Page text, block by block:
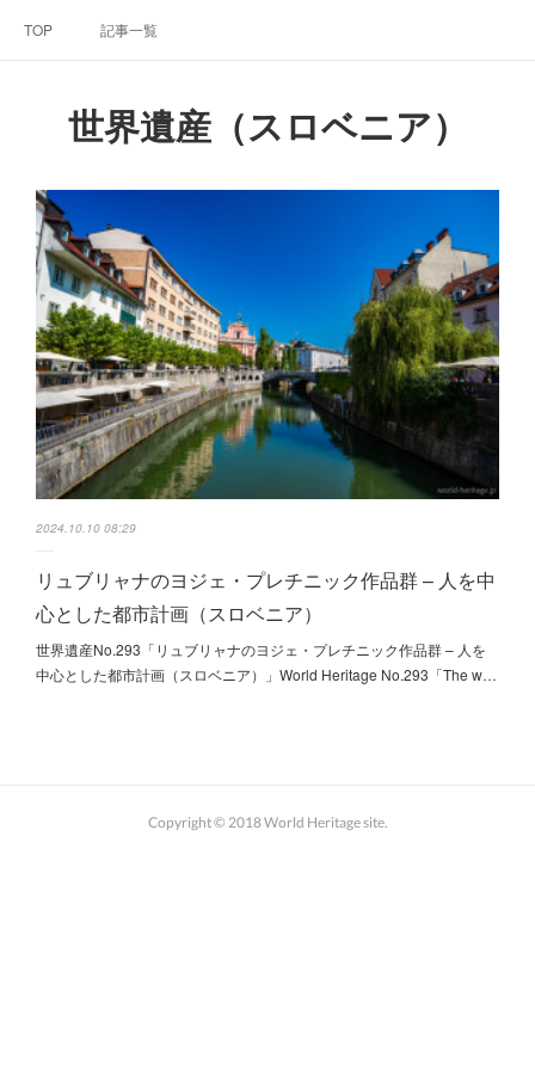
TOP 記事一覧
世界遺産（スロベニア）
2024.10.10 08:29
リュブリャナのヨジェ・プレチニック作品群 – 人を中
心とした都市計画（スロベニア）
世界遺産No.293「リュブリャナのヨジェ・プレチニック作品群 – 人を
中心とした都市計画（スロベニア）」World Heritage No.293「The w…
Copyright © 2018 World Heritage site.